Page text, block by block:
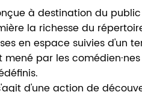
à destination du
la richesse du
en espace suivies d'un
mené par les
d'une action de